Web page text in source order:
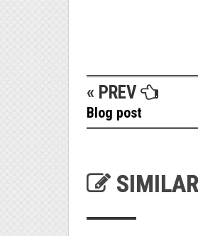
« PREV
Blog post